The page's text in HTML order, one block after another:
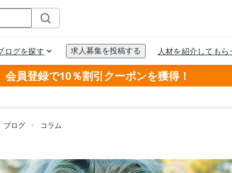
会員登録で10％割引クーポンを獲得！
ブログ コラム